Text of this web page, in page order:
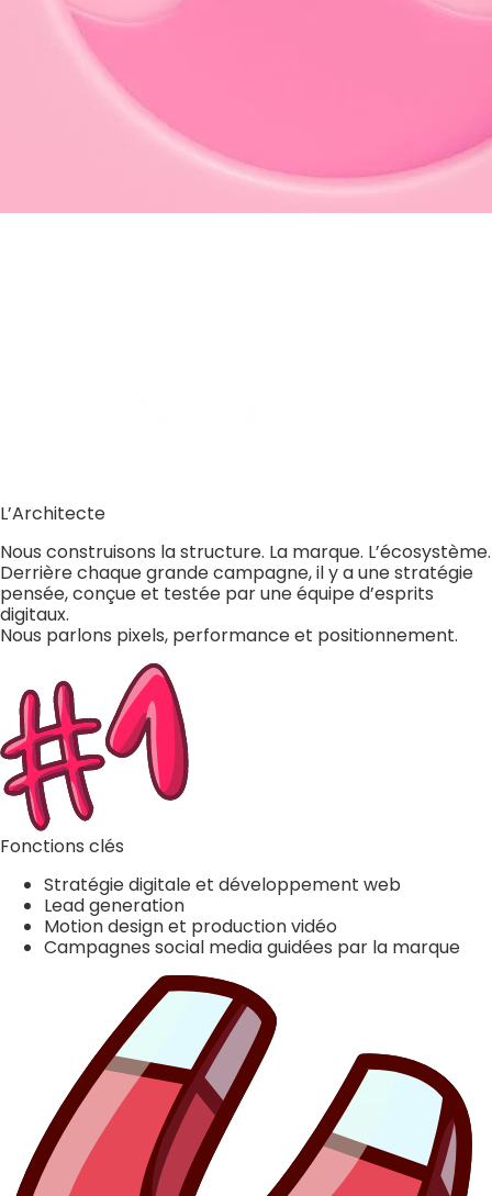
L’Architecte
Nous construisons la structure. La marque. L’écosystème.
Derrière chaque grande campagne, il y a une stratégie
pensée, conçue et testée par une équipe d’esprits
digitaux.
Nous parlons pixels, performance et positionnement.
Fonctions clés
Stratégie digitale et développement web
Lead generation
Motion design et production vidéo
Campagnes social media guidées par la marque